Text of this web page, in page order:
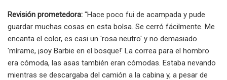
Revisión prometedora: "Hace poco fui de acampada y pude
guardar muchas cosas en esta bolsa. Se cerró fácilmente. Me
encanta el color, es casi un 'rosa neutro' y no demasiado
'mírame, ¡soy Barbie en el bosque!' La correa para el hombro
era cómoda, las asas también eran cómodas. Estaba nevando
mientras se descargaba del camión a la cabina y, a pesar de